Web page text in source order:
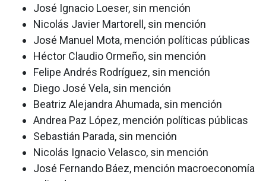
José Ignacio Loeser, sin mención
Nicolás Javier Martorell, sin mención
José Manuel Mota, mención políticas públicas
Héctor Claudio Ormeño, sin mención
Felipe Andrés Rodríguez, sin mención
Diego José Vela, sin mención
Beatriz Alejandra Ahumada, sin mención
Andrea Paz López, mención políticas públicas
Sebastián Parada, sin mención
Nicolás Ignacio Velasco, sin mención
José Fernando Báez, mención macroeconomía